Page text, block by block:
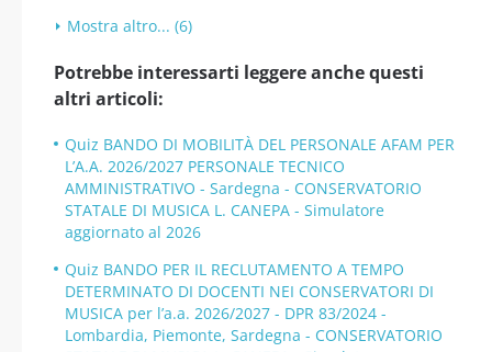
Mostra altro... (6)
Potrebbe interessarti leggere anche questi
altri articoli:
Quiz BANDO DI MOBILITÀ DEL PERSONALE AFAM PER
L’A.A. 2026/2027 PERSONALE TECNICO
AMMINISTRATIVO - Sardegna - CONSERVATORIO
STATALE DI MUSICA L. CANEPA - Simulatore
aggiornato al 2026
Quiz BANDO PER IL RECLUTAMENTO A TEMPO
DETERMINATO DI DOCENTI NEI CONSERVATORI DI
MUSICA per l’a.a. 2026/2027 - DPR 83/2024 -
Lombardia, Piemonte, Sardegna - CONSERVATORIO